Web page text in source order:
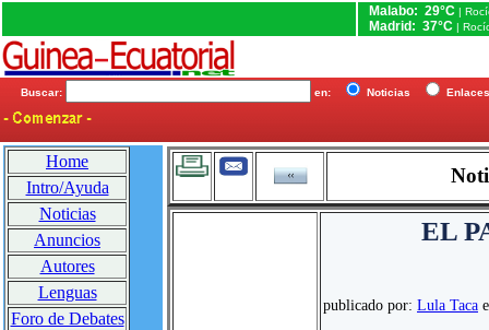
Malabo: 29°C |
Madrid: 37°C |
Buscar: en: Noticias
Home
Intro/Ayuda
Noticias
Anuncios
Autores
Lenguas
Foro de Debates
EL
publicado por: Lula Taca